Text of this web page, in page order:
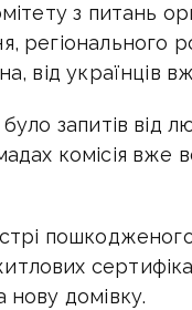
з питань
регіонального
від українців
запитів від
комісія вже
нову домівку.